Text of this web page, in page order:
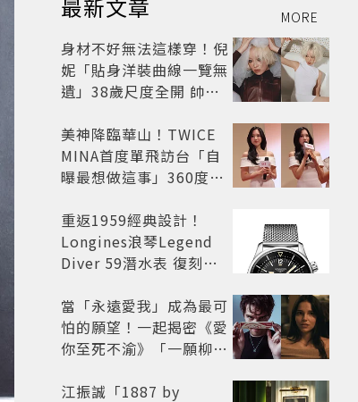
最新文章 MORE
身材不好無法這樣穿！倪
妮「貼身洋裝曲線一覽無
遺」38歲尺度全開 帥氣
美神降臨華山！TWICE
MINA首度單飛訪台「自
曝最想做這事」360度0
開
重返1959經典設計！
Longines浪琴Legend
Diver 59潛水表 復刻懷
當「永遠愛我」成為最可
怕的願望！一起揭密《愛
你至死不渝》「一願柳」
路
江振誠「1887 by